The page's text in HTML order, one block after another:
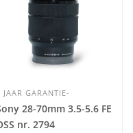
JAAR GARANTIE-
28-70mm 3.5-5.6 FE
nr. 2794